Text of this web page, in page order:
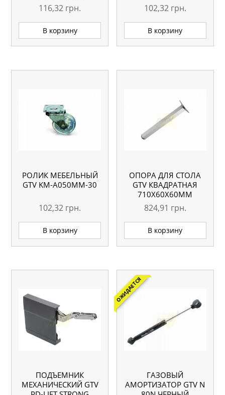
116,32 грн.
В корзину
102,32 грн.
В корзину
РОЛИК МЕБЕЛЬНЫЙ
GTV KM-A050MM-30
102,32 грн.
В корзину
ОПОРА ДЛЯ СТОЛА
GTV КВАДРАТНАЯ
710Х60Х60ММ
РЕГУЛИРУЕМАЯ
АЛЮМИНИЕВАЯ
824,91 грн.
В корзину
ПОДЪЕМНИК
МЕХАНИЧЕСКИЙ GTV
ОЖИДАЕТСЯ
ГАЗОВЫЙ
АМОРТИЗАТОР GTV N